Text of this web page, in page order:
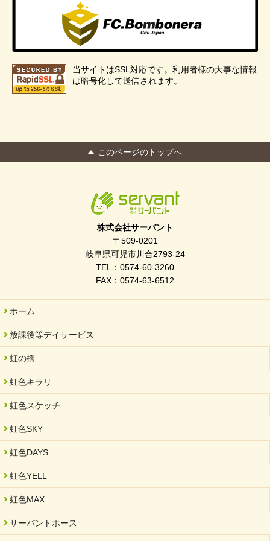
当サイトはSSL対応です。利用者様の大事な情報
は暗号化して送信されます。
このページのトップへ
株式会社サーバント
〒509-0201
岐阜県可児市川合2793-24
TEL：0574-60-3260
FAX：0574-63-6512
ホーム
放課後等デイサービス
虹の橋
虹色キラリ
虹色スケッチ
虹色SKY
虹色DAYS
虹色YELL
虹色MAX
サーバントホース